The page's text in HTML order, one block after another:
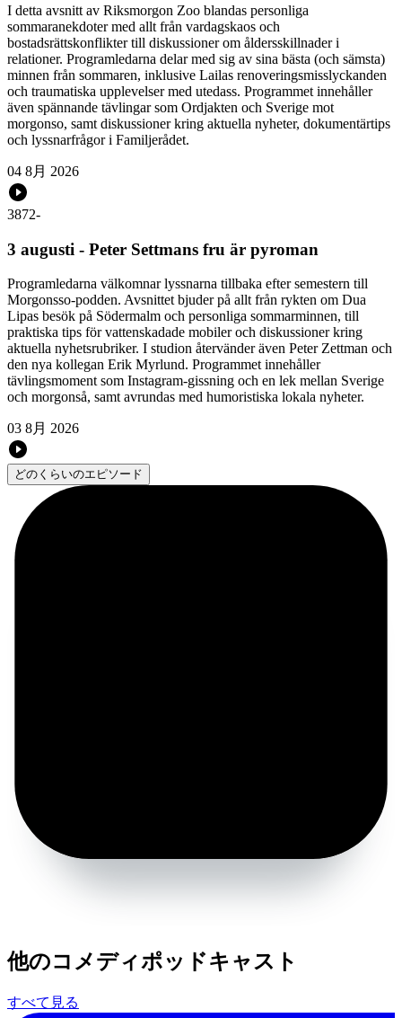
I detta avsnitt av Riksmorgon Zoo blandas personliga
sommaranekdoter med allt från vardagskaos och
bostadsrättskonflikter till diskussioner om åldersskillnader i
relationer. Programledarna delar med sig av sina bästa (och sämsta)
minnen från sommaren, inklusive Lailas renoveringsmisslyckanden
och traumatiska upplevelser med utedass. Programmet innehåller
även spännande tävlingar som Ordjakten och Sverige mot
morgonso, samt diskussioner kring aktuella nyheter, dokumentärtips
och lyssnarfrågor i Familjerådet.
04 8月 2026
3872-
3 augusti - Peter Settmans fru är pyroman
Programledarna välkomnar lyssnarna tillbaka efter semestern till
Morgonsso-podden. Avsnittet bjuder på allt från rykten om Dua
Lipas besök på Södermalm och personliga sommarminnen, till
praktiska tips för vattenskadade mobiler och diskussioner kring
aktuella nyhetsrubriker. I studion återvänder även Peter Zettman och
den nya kollegan Erik Myrlund. Programmet innehåller
tävlingsmoment som Instagram-gissning och en lek mellan Sverige
och morgonså, samt avrundas med humoristiska lokala nyheter.
03 8月 2026
どのくらいのエピソード
他のコメディポッドキャスト
すべて見る